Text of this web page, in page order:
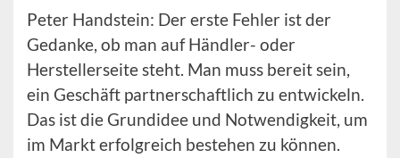
Peter Handstein: Der erste Fehler ist der
Gedanke, ob man auf Händler- oder
Herstellerseite steht. Man muss bereit sein,
ein Geschäft partnerschaftlich zu entwickeln.
Das ist die Grundidee und Notwendigkeit, um
im Markt erfolgreich bestehen zu können.